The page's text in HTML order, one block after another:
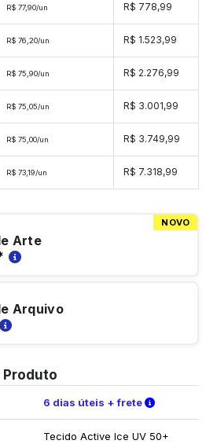
R$ 77,90/un R$ 778,99
R$ 76,20/un R$ 1.523,99
R$ 75,90/un R$ 2.276,99
R$ 75,05/un R$ 3.001,99
R$ 75,00/un R$ 3.749,99
R$ 73,19/un R$ 7.318,99
NOVO
Arte
Arquivo
Produto
6 dias úteis + frete Verifique
Tecido Active Ice UV 50+